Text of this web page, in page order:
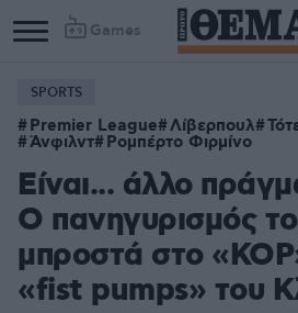
Games
SPORTS
Premier League Λίβερπουλ
Άνφιλντ Ρομπέρτο Φιρμίνο
Είναι... άλλο
Ο πανηγυρισμός
μπροστά στο
«fist pumps» του